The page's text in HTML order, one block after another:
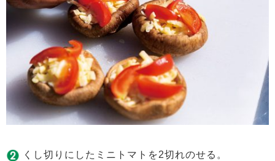
くし切りにしたミニトマトを2切れのせる。